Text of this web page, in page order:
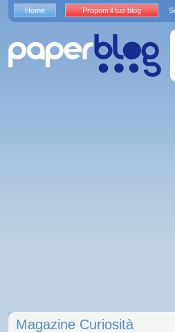
Magazine Curiosità
Home Proponi il tuo blog